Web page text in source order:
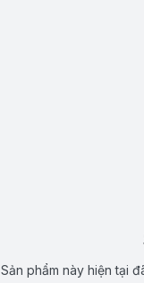
Sản phẩm này hiện tại